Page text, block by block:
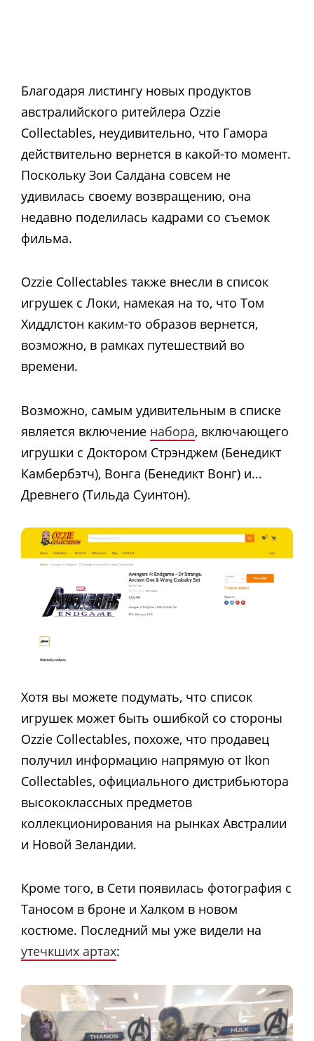
Благодаря листингу новых продуктов
австралийского ритейлера Ozzie
Collectables, неудивительно, что Гамора
действительно вернется в какой-то момент.
Поскольку Зои Салдана совсем не
удивилась своему возвращению, она
недавно поделилась кадрами со съемок
фильма.
Ozzie Collectables также внесли в список
игрушек с Локи, намекая на то, что Том
Хиддлстон каким-то образов вернется,
возможно, в рамках путешествий во
времени.
Возможно, самым удивительным в списке
является включение набора, включающего
игрушки с Доктором Стрэнджем (Бенедикт
Камбербэтч), Вонга (Бенедикт Вонг) и...
Древнего (Тильда Суинтон).
Хотя вы можете подумать, что список
игрушек может быть ошибкой со стороны
Ozzie Collectables, похоже, что продавец
получил информацию напрямую от Ikon
Collectables, официального дистрибьютора
высококлассных предметов
коллекционирования на рынках Австралии
и Новой Зеландии.
Кроме того, в Сети появилась фотография с
Таносом в броне и Халком в новом
костюме. Последний мы уже видели на
утечкших артах: